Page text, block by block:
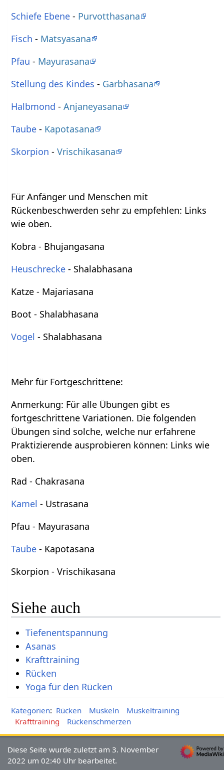
Schiefe Ebene - Purvotthasana
Fisch - Matsyasana
Pfau - Mayurasana
Stellung des Kindes - Garbhasana
Halbmond -Anjaneyasana
Taube - Kapotasana
Skorpion -Vrischikasana
Für Anfänger und Menschen mit
Rückenbeschwerden sehr zu empfehlen: Links
wie oben.
Kobra - Bhujangasana
Heuschrecke - Shalabhasana
Katze - Majariasana
Boot - Shalabhasana
Vogel - Shalabhasana
Mehr für Fortgeschrittene:
Anmerkung: Für alle Übungen gibt es
fortgeschrittene Variationen. Die folgenden
Übungen sind solche, welche nur erfahrene
Praktizierende ausprobieren können: Links wie
oben.
Rad - Chakrasana
Kamel - Ustrasana
Pfau - Mayurasana
Taube - Kapotasana
Skorpion - Vrischikasana
Siehe auch
Tiefenentspannung
Asanas
Krafttraining
Rücken
Yoga für den Rücken
Kategorien: Rücken Muskeln
Muskeltraining
Krafttraining
Rückenschmerzen
Diese Seite wurde zuletzt am 3. November
2022 um 02:40 Uhr bearbeitet.